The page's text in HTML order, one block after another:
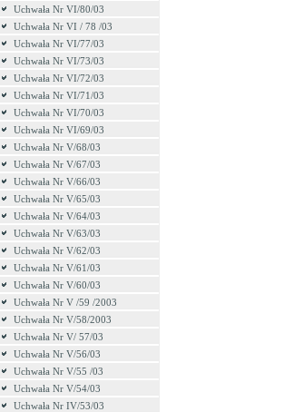
Uchwała Nr VI/80/03
Uchwała Nr VI / 78 /03
Uchwała Nr VI/77/03
Uchwała Nr VI/73/03
Uchwała Nr VI/72/03
Uchwała Nr VI/71/03
Uchwała Nr VI/70/03
Uchwała Nr VI/69/03
Uchwała Nr V/68/03
Uchwała Nr V/67/03
Uchwała Nr V/66/03
Uchwała Nr V/65/03
Uchwała Nr V/64/03
Uchwała Nr V/63/03
Uchwała Nr V/62/03
Uchwała Nr V/61/03
Uchwała Nr V/60/03
Uchwała Nr V /59 /2003
Uchwała Nr V/58/2003
Uchwała Nr V/ 57/03
Uchwała Nr V/56/03
Uchwała Nr V/55 /03
Uchwała Nr V/54/03
Uchwała Nr IV/53/03